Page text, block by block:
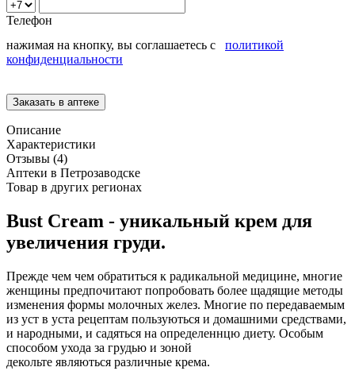
Телефон
нажимая на кнопку, вы соглашаетесь с политикой
конфиденциальности
Описание
Характеристики
Отзывы (4)
Аптеки в Петрозаводске
Товар в других регионах
Bust Cream - уникальный крем для
увеличения груди.
Прежде чем чем обратиться к радикальной медицине, многие
женщины предпочитают попробовать более щадящие методы
изменения формы молочных желез. Многие по передаваемым
из уст в уста рецептам пользуються и домашними средствами,
и народными, и садяться на определеннцю диету. Особым
способом ухода за грудью и зоной
декольте являються различные крема.